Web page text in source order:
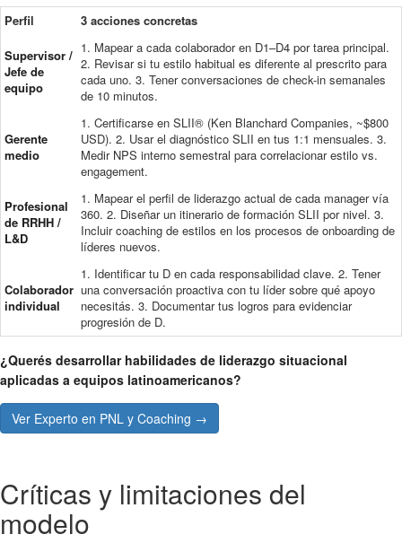
Perfil 3 acciones concretas
Supervisor /
Jefe de
equipo
1. Mapear a cada colaborador en D1–D4 por tarea principal.
2. Revisar si tu estilo habitual es diferente al prescrito para
cada uno. 3. Tener conversaciones de check-in semanales
de 10 minutos.
Gerente
medio
1. Certificarse en SLII® (Ken Blanchard Companies, ~$800
USD). 2. Usar el diagnóstico SLII en tus 1:1 mensuales. 3.
Medir NPS interno semestral para correlacionar estilo vs.
engagement.
Profesional
de RRHH /
L&D
1. Mapear el perfil de liderazgo actual de cada manager vía
360. 2. Diseñar un itinerario de formación SLII por nivel. 3.
Incluir coaching de estilos en los procesos de onboarding de
líderes nuevos.
Colaborador
individual
1. Identificar tu D en cada responsabilidad clave. 2. Tener
una conversación proactiva con tu líder sobre qué apoyo
necesitás. 3. Documentar tus logros para evidenciar
progresión de D.
¿Querés desarrollar habilidades de liderazgo situacional
aplicadas a equipos latinoamericanos?
Ver Experto en PNL y Coaching →
Críticas y limitaciones del
modelo